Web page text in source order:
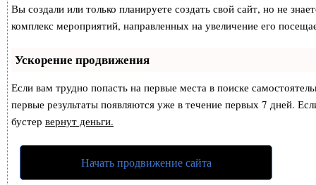
Вы создали или только планируете создать свой сайт, но не
комплекс мероприятий, направленных на увеличение его
Ускорение продвижения
Если вам трудно попасть на первые места в поиске
первые результаты появляются уже в течение первых 7 дней.
бустер вернут деньги.
Начать продвижение сайта